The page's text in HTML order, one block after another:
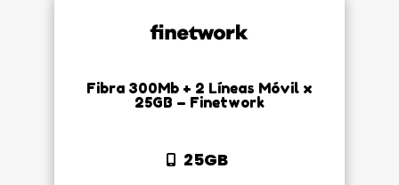
Fibra 300Mb + 2 Líneas Móvil x
25GB – Finetwork
25GB